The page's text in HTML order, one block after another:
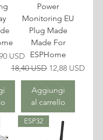
scontato
USD
Power
Monitoring EU
Plug Made
Made For
ESPHome
Prezzo regolare
18,40 USD Prezzo scontato
12,88 USD
Aggiungi
al carrello
ESP32